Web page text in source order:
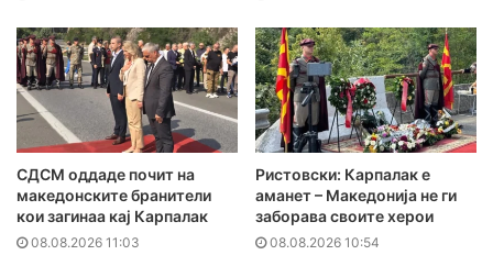
СДСМ оддаде почит на
македонските бранители
кои загинаа кај Карпалак
08.08.2026 11:03
Ристовски: Карпалак е
аманет – Македонија не ги
заборава своите херои
08.08.2026 10:54